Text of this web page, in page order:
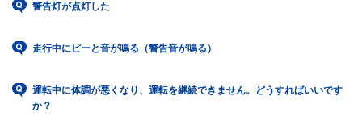
警告灯が点灯した
走行中にピーと音が鳴る（警告音が鳴る）
運転中に体調が悪くなり、運転を継続できません。どうすればいいです
か？